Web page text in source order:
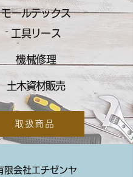
​モールテックス
​工具リース
​機械修理
土木資材販売
取扱商品
限会社エチゼンヤ